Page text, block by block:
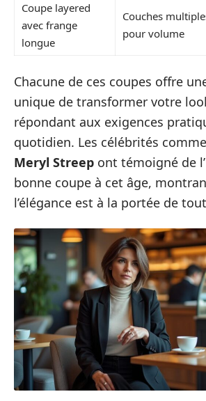
Coupe layered
avec frange
longue
Couches
pour volume
Chacune de ces coupes offre
unique de transformer votre
répondant aux exigences
quotidien. Les célébrités comme
Meryl Streep ont témoigné de
bonne coupe à cet âge,
l’élégance est à la portée de